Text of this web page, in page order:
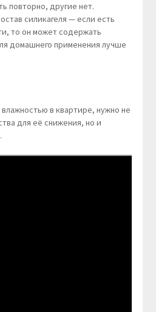
повторно, другие нет.
силикагеля — если есть
то он может содержать
домашнего применения лучше
в квартире, нужно не
для её снижения, но и